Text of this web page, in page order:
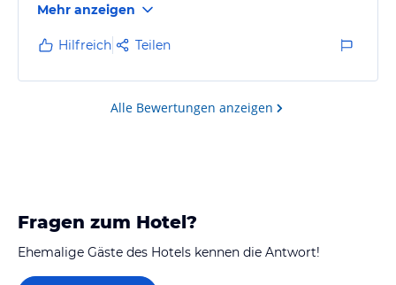
Mehr anzeigen
Hilfreich Teilen
Alle Bewertungen anzeigen
Fragen zum Hotel?
Ehemalige Gäste des Hotels kennen die Antwort!